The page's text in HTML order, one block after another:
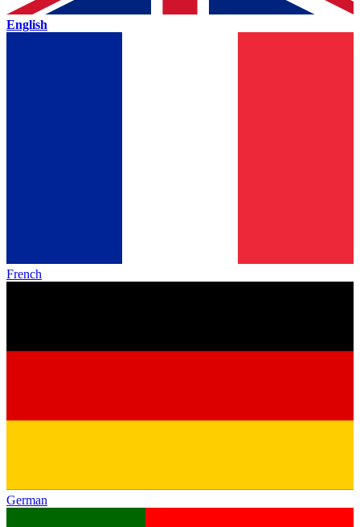
English
French
German